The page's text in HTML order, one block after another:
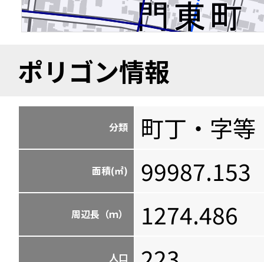
ポリゴン情報
分類 町丁・字等
面積(㎡) 99987.153
周辺長（ｍ） 1274.486
人口